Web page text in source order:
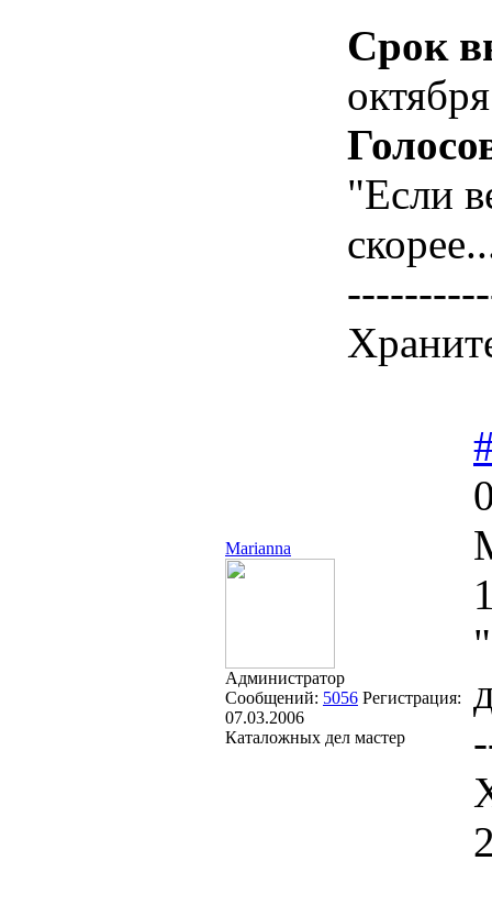
Срок
"Если
Marianna
Администратор
Сообщений: 5056 Регистрация:
07.03.2006
Каталожных дел мастер